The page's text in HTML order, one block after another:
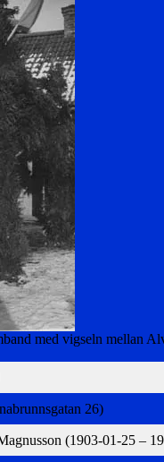
med vigseln mellan
26)
(1903-01-25 –